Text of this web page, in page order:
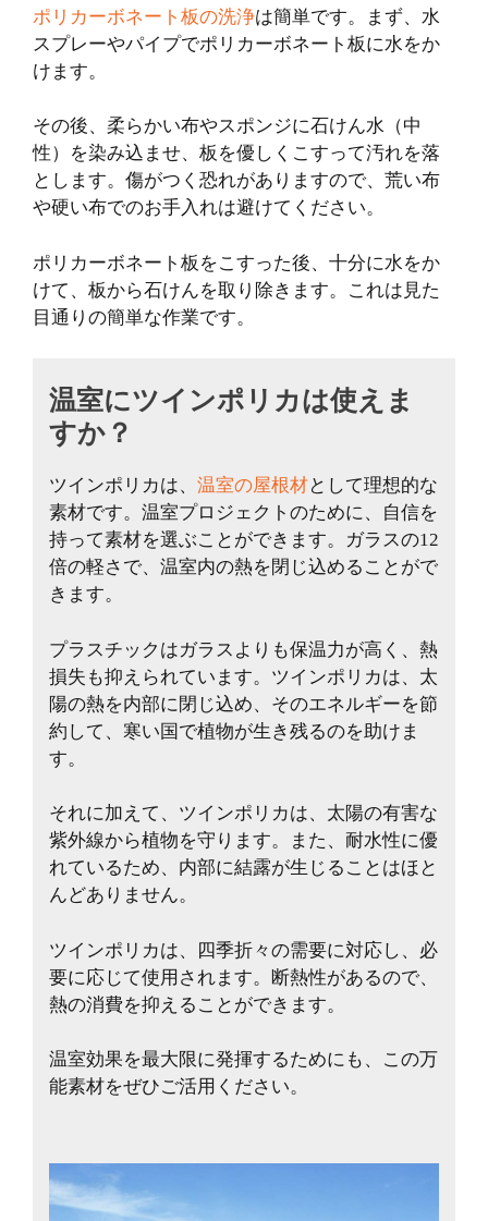
ポリカーボネート板の洗浄は簡単です。まず、水
スプレーやパイプでポリカーボネート板に水をか
けます。
その後、柔らかい布やスポンジに石けん水（中
性）を染み込ませ、板を優しくこすって汚れを落
とします。傷がつく恐れがありますので、荒い布
や硬い布でのお手入れは避けてください。
ポリカーボネート板をこすった後、十分に水をか
けて、板から石けんを取り除きます。これは見た
目通りの簡単な作業です。
温室にツインポリカは使えま
すか？
ツインポリカは、 温室の屋根材として理想的な
素材です。温室プロジェクトのために、自信を
持って素材を選ぶことができます。ガラスの12
倍の軽さで、温室内の熱を閉じ込めることがで
きます。
プラスチックはガラスよりも保温力が高く、熱
損失も抑えられています。ツインポリカは、太
陽の熱を内部に閉じ込め、そのエネルギーを節
約して、寒い国で植物が生き残るのを助けま
す。
それに加えて、ツインポリカは、太陽の有害な
紫外線から植物を守ります。また、耐水性に優
れているため、内部に結露が生じることはほと
んどありません。
ツインポリカは、四季折々の需要に対応し、必
要に応じて使用されます。断熱性があるので、
熱の消費を抑えることができます。
温室効果を最大限に発揮するためにも、この万
能素材をぜひご活用ください。